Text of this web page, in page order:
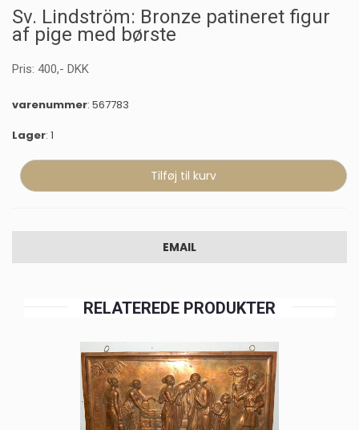
Sv. Lindström: Bronze patineret figur
af pige med børste
Pris: 400,- DKK
varenummer: 567783
Lager: 1
EMAIL
RELATEREDE PRODUKTER